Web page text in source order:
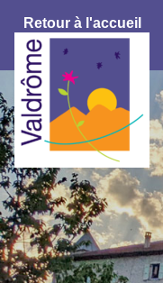
Retour à l'accueil